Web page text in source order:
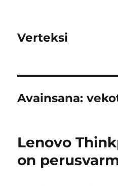
Verteksi
Avainsana:
Lenovo
on